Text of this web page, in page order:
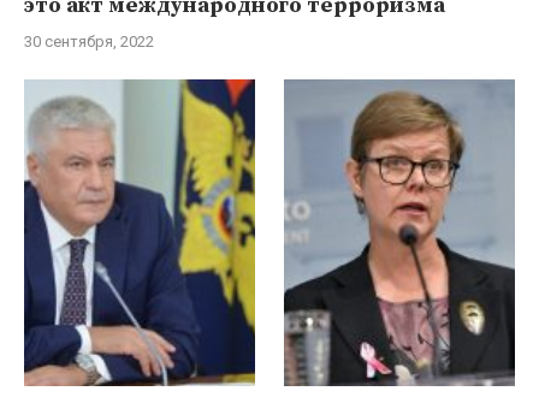
30 сентября, 2022